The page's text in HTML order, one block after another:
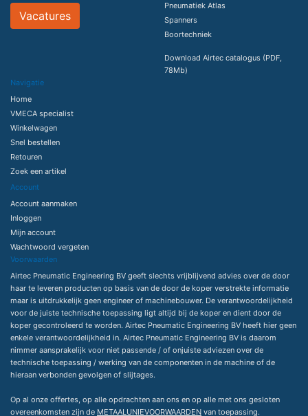
Vacatures
Pneumatiek Atlas
Spanners
Boortechniek
Download Airtec catalogus (PDF,
78Mb)
Navigatie
Home
VMECA specialist
Winkelwagen
Snel bestellen
Retouren
Zoek een artikel
Account
Account aanmaken
Inloggen
Mijn account
Wachtwoord vergeten
Voorwaarden
Airtec Pneumatic Engineering BV geeft slechts vrijblijvend advies over de door
haar te leveren producten op basis van de door de koper verstrekte informatie
maar is uitdrukkelijk geen engineer of machinebouwer. De verantwoordelijkheid
voor de juiste technische toepassing ligt altijd bij de koper en dient door de
koper gecontroleerd te worden. Airtec Pneumatic Engineering BV heeft hier geen
enkele verantwoordelijkheid in. Airtec Pneumatic Engineering BV is daarom
nimmer aansprakelijk voor niet passende / of onjuiste adviezen over de
technische toepassing / werking van de componenten in de machine of de
hieraan verbonden gevolgen of slijtages.
Op al onze offertes, op alle opdrachten aan ons en op alle met ons gesloten
overeenkomsten zijn de METAALUNIEVOORWAARDEN van toepassing.